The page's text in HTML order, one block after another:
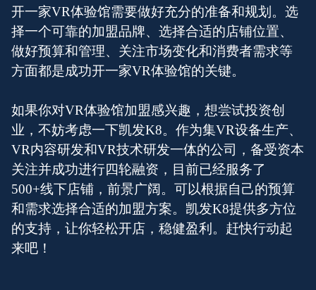
开一家VR体验馆需要做好充分的准备和规划。选
择一个可靠的加盟品牌、选择合适的店铺位置、
做好预算和管理、关注市场变化和消费者需求等
方面都是成功开一家VR体验馆的关键。
如果你对VR体验馆加盟感兴趣，想尝试投资创
业，不妨考虑一下凯发K8。作为集VR设备生产、
VR内容研发和VR技术研发一体的公司，备受资本
关注并成功进行四轮融资，目前已经服务了
500+线下店铺，前景广阔。可以根据自己的预算
和需求选择合适的加盟方案。凯发K8提供多方位
的支持，让你轻松开店，稳健盈利。赶快行动起
来吧！